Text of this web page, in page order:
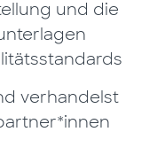
und die
verhandelst